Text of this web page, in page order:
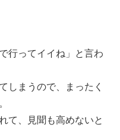
行ってイイね」と言わ
しまうので、まったく
て、見聞も高めないと